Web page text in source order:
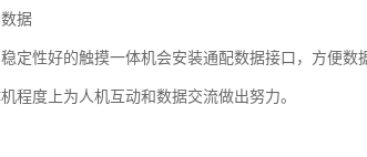
据
定性好的触摸一体机会安装通配数据接口，方便
程度上为人机互动和数据交流做出努力。